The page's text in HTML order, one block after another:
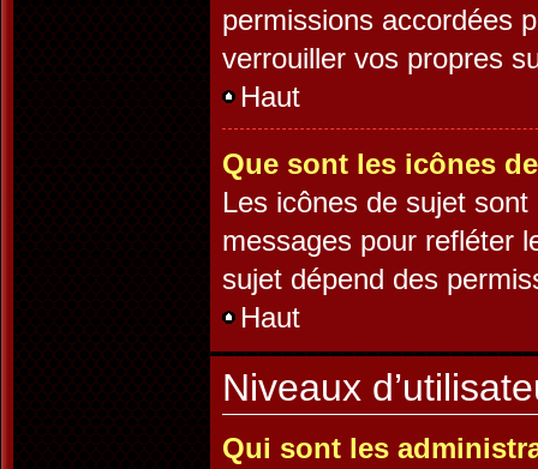
permissions accordées
verrouiller vos propres
Haut
Que sont les icônes
Les icônes de sujet
messages pour refléter
sujet dépend des
Haut
Niveaux
Qui sont les